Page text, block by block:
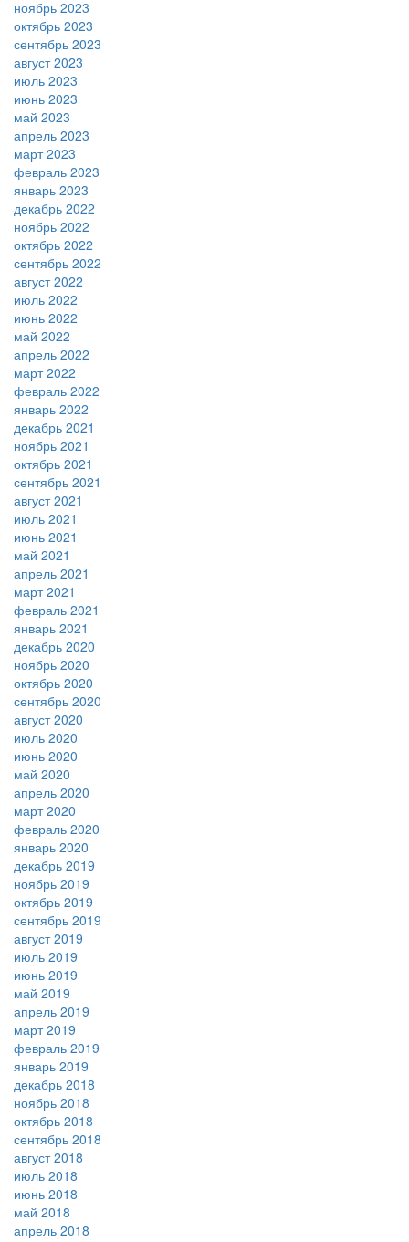
ноябрь 2023
октябрь 2023
сентябрь 2023
август 2023
июль 2023
июнь 2023
май 2023
апрель 2023
март 2023
февраль 2023
январь 2023
декабрь 2022
ноябрь 2022
октябрь 2022
сентябрь 2022
август 2022
июль 2022
июнь 2022
май 2022
апрель 2022
март 2022
февраль 2022
январь 2022
декабрь 2021
ноябрь 2021
октябрь 2021
сентябрь 2021
август 2021
июль 2021
июнь 2021
май 2021
апрель 2021
март 2021
февраль 2021
январь 2021
декабрь 2020
ноябрь 2020
октябрь 2020
сентябрь 2020
август 2020
июль 2020
июнь 2020
май 2020
апрель 2020
март 2020
февраль 2020
январь 2020
декабрь 2019
ноябрь 2019
октябрь 2019
сентябрь 2019
август 2019
июль 2019
июнь 2019
май 2019
апрель 2019
март 2019
февраль 2019
январь 2019
декабрь 2018
ноябрь 2018
октябрь 2018
сентябрь 2018
август 2018
июль 2018
июнь 2018
май 2018
апрель 2018